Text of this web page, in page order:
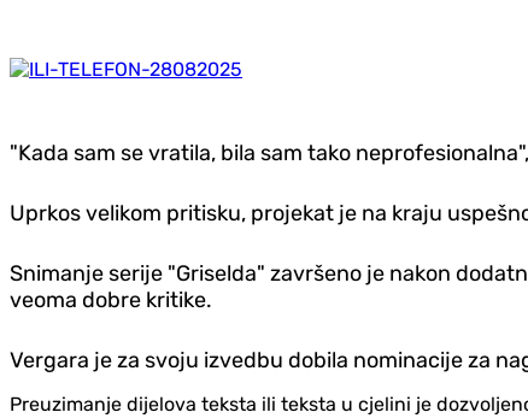
"Kada sam se vratila, bila sam tako
Uprkos velikom pritisku, projekat je na kraju
Snimanje serije "Griselda" završeno je nakon
veoma dobre kritike.
Vergara je za svoju izvedbu dobila nominacije za
Preuzimanje dijelova teksta ili teksta u cjelini je